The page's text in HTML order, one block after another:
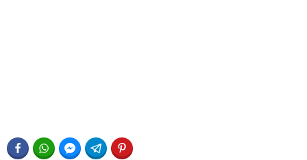
FACEBOOKWHATSAPPFACEBOOK MESSENGER
TELEGRAM